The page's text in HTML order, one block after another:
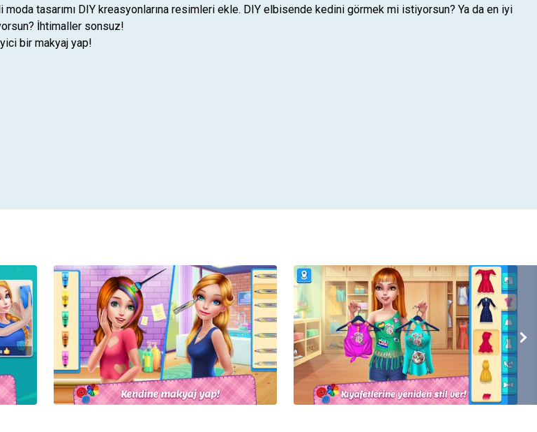
moda tasarımı DIY kreasyonlarına resimleri ekle. DIY elbisende kedini görmek mi istiyorsun? Ya da en iyi
İhtimaller sonsuz!
bir makyaj yap!